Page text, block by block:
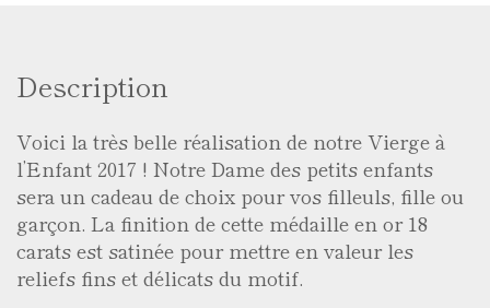
Description
Voici la très belle réalisation de notre Vierge à
l’Enfant 2017 ! Notre Dame des petits enfants
sera un cadeau de choix pour vos filleuls, fille ou
garçon. La finition de cette médaille en or 18
carats est satinée pour mettre en valeur les
reliefs fins et délicats du motif.